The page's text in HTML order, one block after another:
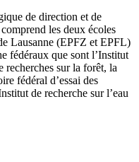
de direction et de
les deux écoles
Lausanne (EPFZ et EPFL)
fédéraux que sont l’Institut
recherches sur la forêt, la
fédéral d’essai des
de recherche sur l’eau